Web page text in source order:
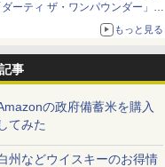
ダーティ ザ・ワンパウンダー」を
ックマヨソース」を使用した超大
もっと見る
事
の政府備蓄米を購入
してみた
州などウイスキーのお得情